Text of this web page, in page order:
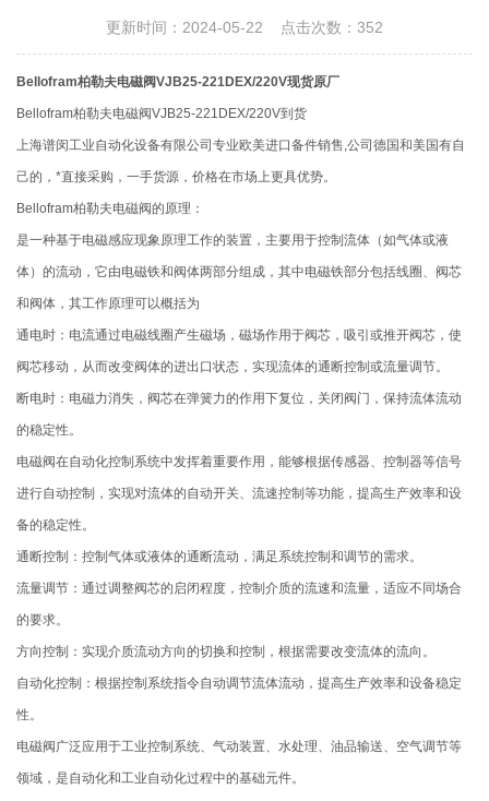
更新时间：2024-05-22 点击次数：352
Bellofram柏勒夫电磁阀VJB25-221DEX/220V现货原厂
Bellofram柏勒夫电磁阀VJB25-221DEX/220V到货
上海谱闵工业自动化设备有限公司专业欧美进口备件销售,公司德国和美国有自
己的，*直接采购，一手货源，价格在市场上更具优势。
Bellofram柏勒夫电磁阀的原理：
是一种基于电磁感应现象原理工作的装置，主要用于控制流体（如气体或液
体）的流动，它由电磁铁和阀体两部分组成，其中电磁铁部分包括线圈、阀芯
和阀体，其工作原理可以概括为
通电时：电流通过电磁线圈产生磁场，磁场作用于阀芯，吸引或推开阀芯，使
阀芯移动，从而改变阀体的进出口状态，实现流体的通断控制或流量调节。
断电时：电磁力消失，阀芯在弹簧力的作用下复位，关闭阀门，保持流体流动
的稳定性。
电磁阀在自动化控制系统中发挥着重要作用，能够根据传感器、控制器等信号
进行自动控制，实现对流体的自动开关、流速控制等功能，提高生产效率和设
备的稳定性。
通断控制：控制气体或液体的通断流动，满足系统控制和调节的需求。
流量调节：通过调整阀芯的启闭程度，控制介质的流速和流量，适应不同场合
的要求。
方向控制：实现介质流动方向的切换和控制，根据需要改变流体的流向。
自动化控制：根据控制系统指令自动调节流体流动，提高生产效率和设备稳定
性。
电磁阀广泛应用于工业控制系统、气动装置、水处理、油品输送、空气调节等
领域，是自动化和工业自动化过程中的基础元件。